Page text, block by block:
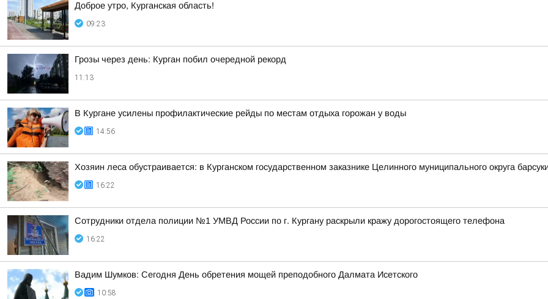
Доброе утро, Курганская область!
09:23
Грозы через день: Курган побил очередной рекорд
11:13
В Кургане усилены профилактические рейды по местам отдыха горожан у воды
14:56
Хозяин леса обустраивается: в Курганском государственном заказнике Целинного муниципального округа
16:22
Сотрудники отдела полиции №1 УМВД России по г. Кургану раскрыли кражу дорогостоящего телефона
16:22
Вадим Шумков: Сегодня День обретения мощей преподобного Далмата Исетского
10:58